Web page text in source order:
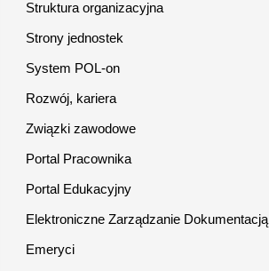
Struktura organizacyjna
Strony jednostek
System POL-on
Rozwój, kariera
Związki zawodowe
Portal Pracownika
Portal Edukacyjny
Elektroniczne Zarządzanie Dokumentacją
Emeryci